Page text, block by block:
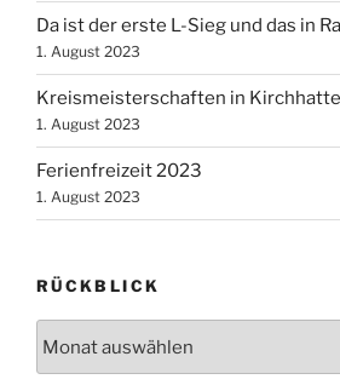
Da ist der erste L-Sieg und das in
1. August 2023
Kreismeisterschaften in
1. August 2023
Ferienfreizeit 2023
1. August 2023
RÜCKBLICK